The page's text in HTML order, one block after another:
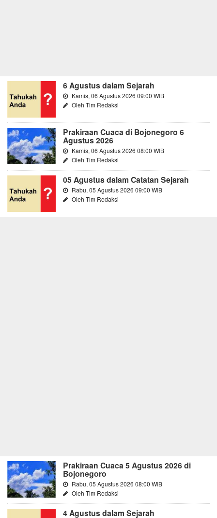
6 Agustus dalam Sejarah
Kamis, 06 Agustus 2026 09:00 WIB
Oleh Tim Redaksi
Prakiraan Cuaca di Bojonegoro 6
Agustus 2026
Kamis, 06 Agustus 2026 08:00 WIB
Oleh Tim Redaksi
05 Agustus dalam Catatan Sejarah
Rabu, 05 Agustus 2026 09:00 WIB
Oleh Tim Redaksi
Prakiraan Cuaca 5 Agustus 2026 di
Bojonegoro
Rabu, 05 Agustus 2026 08:00 WIB
Oleh Tim Redaksi
4 Agustus dalam Sejarah